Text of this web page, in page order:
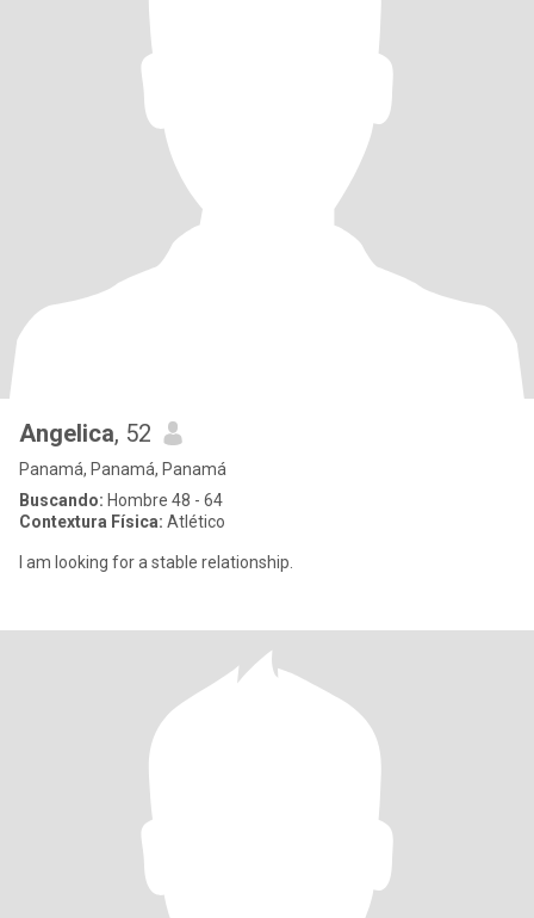
Angelica, 52
Panamá, Panamá, Panamá
Buscando: Hombre 48 - 64
Contextura Física: Atlético
I am looking for a stable relationship.